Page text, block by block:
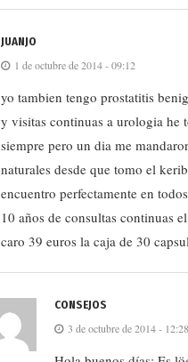
JUANJO
1 de octubre de 2014 - 09:12
yo tambien tengo prostatitis
y visitas continuas a urologia he
siempre pero un dia me
naturales desde que tomo el
encuentro perfectamente en
10 años de consultas continuas
caro 39 euros la caja de 30
CONSEJOS
3 de octubre de 2014 - 12:28